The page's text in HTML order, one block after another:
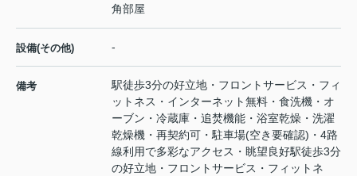
角部屋
設備(その他) -
備考
駅徒歩3分の好立地・フロントサービス・フィ
ットネス・インターネット無料・食洗機・オ
ーブン・冷蔵庫・追焚機能・浴室乾燥・洗濯
乾燥機・再契約可・駐車場(空き要確認)・4路
線利用で多彩なアクセス・眺望良好駅徒歩3分
の好立地・フロントサービス・フィットネ